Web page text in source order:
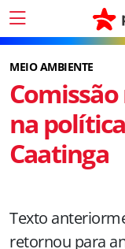
MEIO AMBIENTE
na
Caatinga
Texto
retornou para